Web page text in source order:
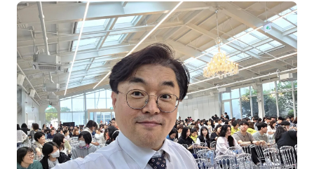
AI툴
전체 도구
미팅·보고
제안·영업
분석
마케팅